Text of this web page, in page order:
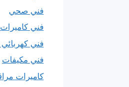
فني صحي
فني كاميرات
فني
فني مكيفات
كاميرات